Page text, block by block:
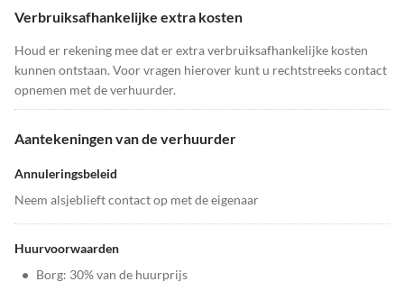
Verbruiksafhankelijke extra kosten
Houd er rekening mee dat er extra verbruiksafhankelijke kosten
kunnen ontstaan. Voor vragen hierover kunt u rechtstreeks contact
opnemen met de verhuurder.
Aantekeningen van de verhuurder
Annuleringsbeleid
Neem alsjeblieft contact op met de eigenaar
Huurvoorwaarden
• Borg: 30% van de huurprijs